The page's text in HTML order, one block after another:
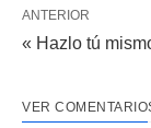
ANTERIOR
« Hazlo tú
VER